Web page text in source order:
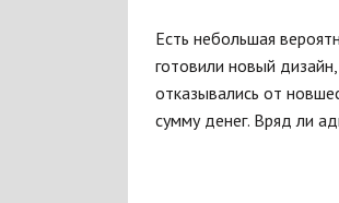
Есть небольшая
готовили новый
отказывались от
сумму денег. Вряд ли